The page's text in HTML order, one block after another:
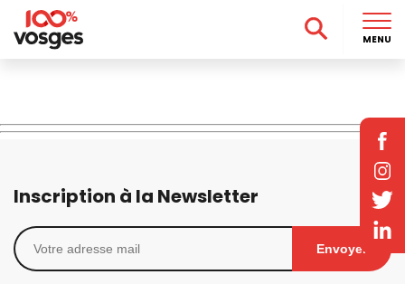
Inscription à la Newsletter
Envoyer
MENU